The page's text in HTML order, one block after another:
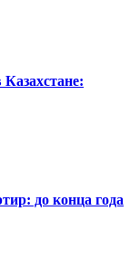
до конца года